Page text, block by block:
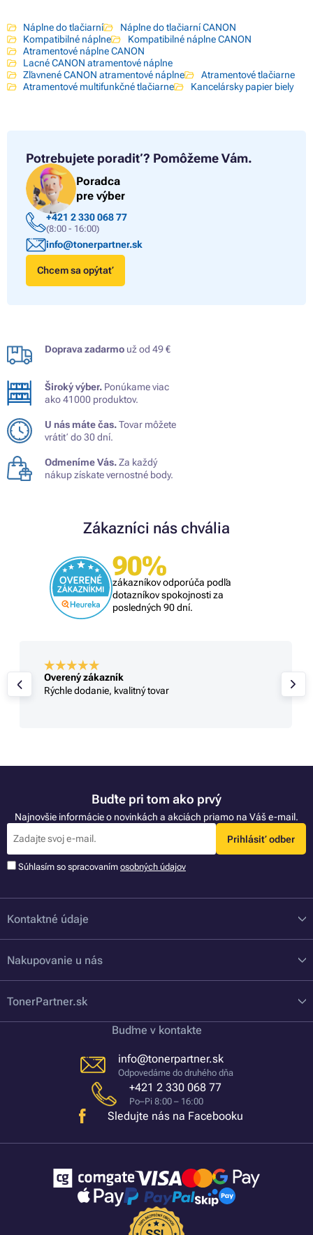
Náplne do tlačiarní
Náplne do tlačiarní CANON
Kompatibilné náplne
Kompatibilné náplne CANON
Atramentové náplne CANON
Lacné CANON atramentové náplne
Zľavnené CANON atramentové náplne
Atramentové tlačiarne
Atramentové multifunkčné tlačiarne
Kancelársky papier biely
Potrebujete poradiť? Pomôžeme Vám.
Poradca
pre výber
+421 2 330 068 77
(8:00 - 16:00)
info@tonerpartner.sk
Chcem sa opýtať
Doprava zadarmo už od 49 €
Široký výber. Ponúkame viac
ako 41000 produktov.
U nás máte čas.Tovar môžete
vrátiť do 30 dní.
Odmeníme Vás.Za každý
nákup získate vernostné body.
Zákazníci nás chvália
90%
zákazníkov odporúča podľa
dotazníkov spokojnosti za
posledných 90 dní.
Overený zákazník
Rýchle dodanie, kvalitný tovar
Buďte pri tom ako prvý
Najnovšie informácie o novinkách a akciách priamo na Váš e-mail.
Prihlásiť odber
Súhlasím so spracovaním osobných údajov
Kontaktné údaje
Nakupovanie u nás
TonerPartner.sk
Buďme v kontakte
info@tonerpartner.sk
Odpovedáme do druhého dňa
+421 2 330 068 77
Po–Pi 8:00 – 16:00
Sledujte nás na Facebooku